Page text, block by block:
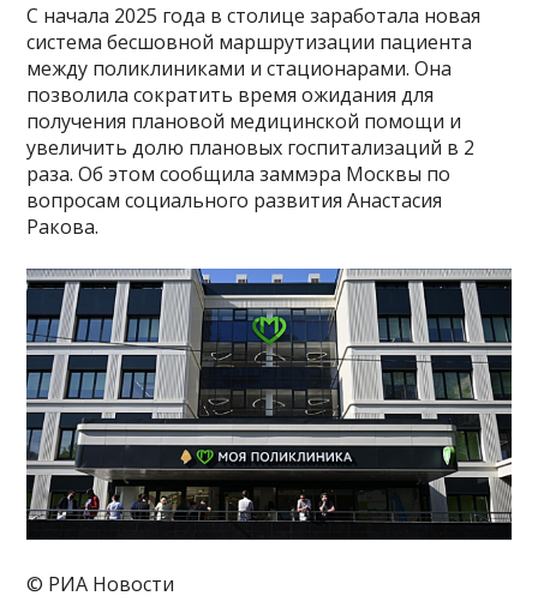
С начала 2025 года в столице заработала новая
система бесшовной маршрутизации пациента
между поликлиниками и стационарами. Она
позволила сократить время ожидания для
получения плановой медицинской помощи и
увеличить долю плановых госпитализаций в 2
раза. Об этом сообщила заммэра Москвы по
вопросам социального развития Анастасия
Ракова.
© РИА Новости